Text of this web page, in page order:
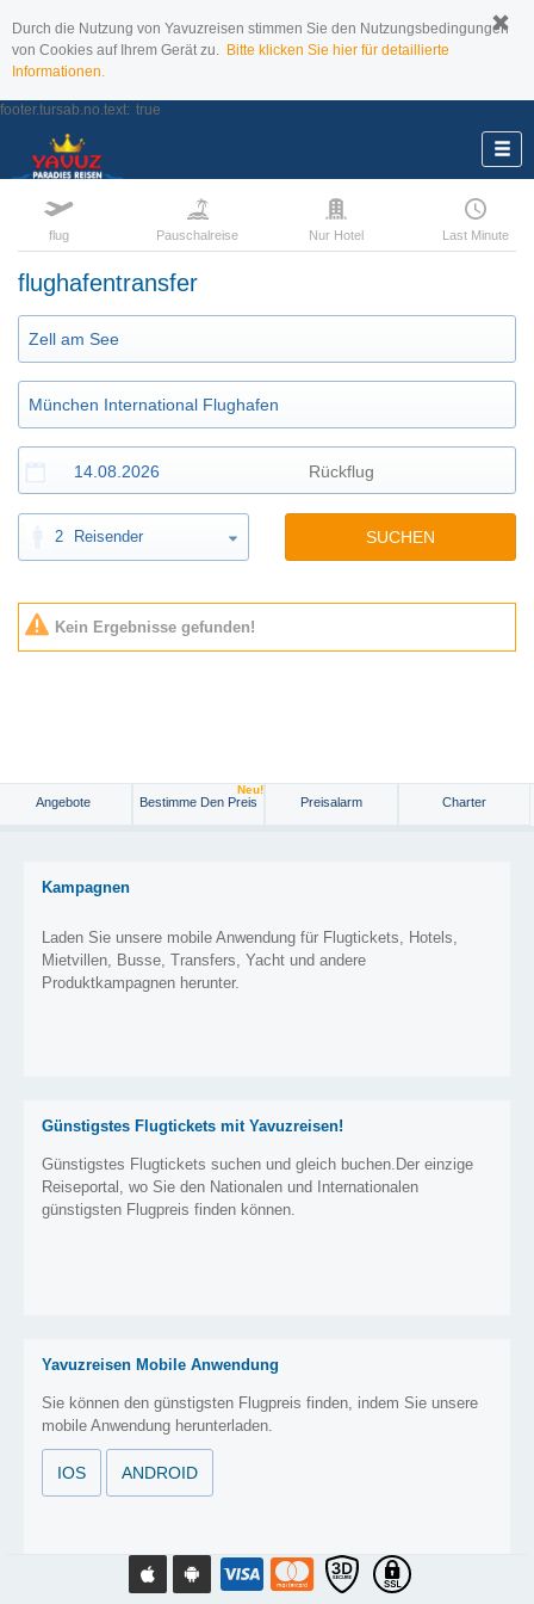
Durch die Nutzung von Yavuzreisen stimmen Sie den Nutzungsbedingungen
von Cookies auf Ihrem Gerät zu. Bitte klicken Sie hier für detaillierte
Informationen.
footer.tursab.no.text: true
flug Pauschalreise Nur Hotel Last Minute
flughafentransfer
2 Reisender SUCHEN
Kein Ergebnisse gefunden!
Angebote Bestimme Den Preis
Neu!
Preisalarm Charter
Kampagnen
Laden Sie unsere mobile Anwendung für Flugtickets, Hotels,
Mietvillen, Busse, Transfers, Yacht und andere
Produktkampagnen herunter.
Günstigstes Flugtickets mit Yavuzreisen!
Günstigstes Flugtickets suchen und gleich buchen.Der einzige
Reiseportal, wo Sie den Nationalen und Internationalen
günstigsten Flugpreis finden können.
Yavuzreisen Mobile Anwendung
Sie können den günstigsten Flugpreis finden, indem Sie unsere
mobile Anwendung herunterladen.
IOS ANDROID